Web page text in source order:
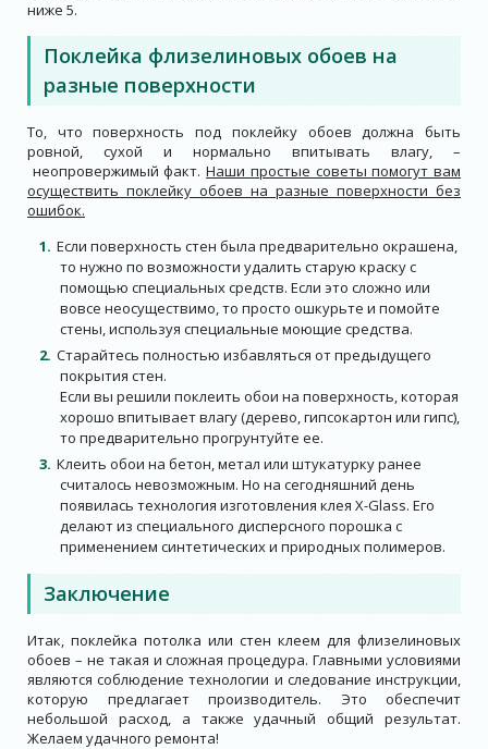
ниже 5.
Поклейка флизелиновых обоев на
разные поверхности
То, что поверхность под поклейку обоев должна быть
ровной, сухой и нормально впитывать влагу, –
неопровержимый факт.Наши простые советы помогут вам
осуществить поклейку обоев на разные поверхности без
ошибок.
Если поверхность стен была предварительно окрашена,
то нужно по возможности удалить старую краску с
помощью специальных средств. Если это сложно или
вовсе неосуществимо, то просто ошкурьте и помойте
стены, используя специальные моющие средства.
Старайтесь полностью избавляться от предыдущего
покрытия стен.
Если вы решили поклеить обои на поверхность, которая
хорошо впитывает влагу (дерево, гипсокартон или гипс),
то предварительно прогрунтуйте ее.
Клеить обои на бетон, метал или штукатурку ранее
считалось невозможным. Но на сегодняшний день
появилась технология изготовления клея X-Glass. Его
делают из специального дисперсного порошка с
применением синтетических и природных полимеров.
Заключение
Итак, поклейка потолка или стен клеем для флизелиновых
обоев – не такая и сложная процедура. Главными условиями
являются соблюдение технологии и следование инструкции,
которую предлагает производитель. Это обеспечит
небольшой расход, а также удачный общий результат.
Желаем удачного ремонта!